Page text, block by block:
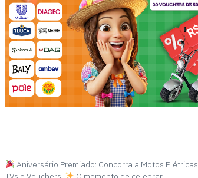
Aniversário Premiado: Concorra a Motos Elétricas,